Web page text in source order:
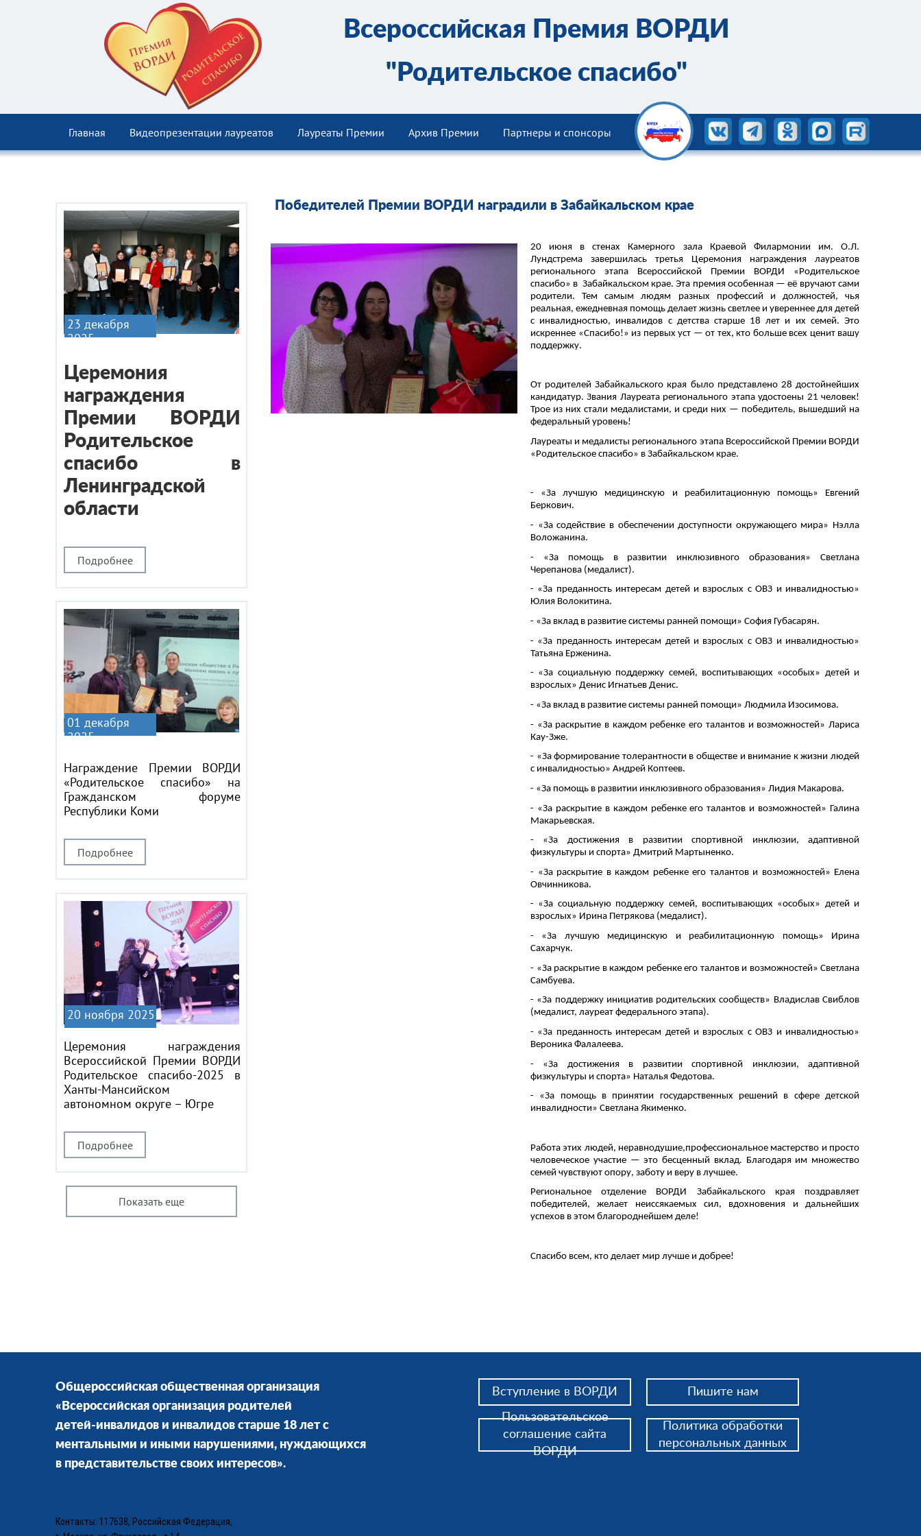
Всероссийская Премия ВОРДИ
"Родительское спасибо"
Главная Видеопрезентации лауреатов Лауреаты Премии Архив Премии Партнеры и спонсоры
Победителей Премии ВОРДИ наградили в Забайкальском крае
20 июня в стенах Камерного зала Краевой Филармонии им. О.Л.
Лундстрема завершилась третья Церемония награждения лауреатов
регионального этапа Всероссийской Премии ВОРДИ «Родительское
спасибо» в Забайкальском крае. Эта премия особенная — её вручают сами
родители. Тем самым людям разных профессий и должностей, чья
реальная, ежедневная помощь делает жизнь светлее и увереннее для детей
с инвалидностью, инвалидов с детства старше 18 лет и их семей. Это
искреннее «Спасибо!» из первых уст — от тех, кто больше всех ценит вашу
поддержку.
От родителей Забайкальского края было представлено 28 достойнейших
кандидатур. Звания Лауреата регионального этапа удостоены 21 человек!
Трое из них стали медалистами, и среди них — победитель, вышедший на
федеральный уровень!
Лауреаты и медалисты регионального этапа Всероссийской Премии ВОРДИ
«Родительское спасибо» в Забайкальском крае.
- «За лучшую медицинскую и реабилитационную помощь» Евгений
Беркович.
- «За содействие в обеспечении доступности окружающего мира» Нэлла
Воложанина.
- «За помощь в развитии инклюзивного образования» Светлана
Черепанова (медалист).
- «За преданность интересам детей и взрослых с ОВЗ и инвалидностью»
Юлия Волокитина.
- «За вклад в развитие системы ранней помощи» София Губасарян.
- «За преданность интересам детей и взрослых с ОВЗ и инвалидностью»
Татьяна Ерженина.
- «За социальную поддержку семей, воспитывающих «особых» детей и
взрослых» Денис Игнатьев Денис.
- «За вклад в развитие системы ранней помощи» Людмила Изосимова.
- «За раскрытие в каждом ребенке его талантов и возможностей» Лариса
Кау-Зже.
- «За формирование толерантности в обществе и внимание к жизни людей
с инвалидностью» Андрей Коптеев.
- «За помощь в развитии инклюзивного образования» Лидия Макарова.
- «За раскрытие в каждом ребенке его талантов и возможностей» Галина
Макарьевская.
- «За достижения в развитии спортивной инклюзии, адаптивной
физкультуры и спорта» Дмитрий Мартыненко.
- «За раскрытие в каждом ребенке его талантов и возможностей» Елена
Овчинникова.
- «За социальную поддержку семей, воспитывающих «особых» детей и
взрослых» Ирина Петрякова (медалист).
- «За лучшую медицинскую и реабилитационную помощь» Ирина
Сахарчук.
- «За раскрытие в каждом ребенке его талантов и возможностей» Светлана
Самбуева.
- «За поддержку инициатив родительских сообществ» Владислав Свиблов
(медалист, лауреат федерального этапа).
- «За преданность интересам детей и взрослых с ОВЗ и инвалидностью»
Вероника Фалалеева.
- «За достижения в развитии спортивной инклюзии, адаптивной
физкультуры и спорта» Наталья Федотова.
- «За помощь в принятии государственных решений в сфере детской
инвалидности» Светлана Якименко.
Работа этих людей, неравнодушие,профессиональное мастерство и просто
человеческое участие — это бесценный вклад. Благодаря им множество
семей чувствуют опору, заботу и веру в лучшее.
Региональное отделение ВОРДИ Забайкальского края поздравляет
победителей, желает неиссякаемых сил, вдохновения и дальнейших
успехов в этом благороднейшем деле!
Спасибо всем, кто делает мир лучше и добрее!
Подробнее
Церемония
награждения
Премии ВОРДИ
Родительское
спасибо в
Ленинградской
области
23 декабря
2025
Подробнее
Награждение Премии ВОРДИ
«Родительское спасибо» на
Гражданском форуме
Республики Коми
01 декабря
2025
Подробнее
Церемония награждения
Всероссийской Премии ВОРДИ
Родительское спасибо-2025 в
Ханты-Мансийском
автономном округе – Югре
20 ноября 2025
Показать еще
Общероссийская общественная организация
«Всероссийская организация родителей
детей-инвалидов и инвалидов старше 18 лет с
ментальными и иными нарушениями, нуждающихся
в представительстве своих интересов».
Контакты: 117638, Российская Федерация,
Вступление в ВОРДИ
Пользовательское
соглашение сайта
ВОРДИ
Политика обработки
персональных данных
Пишите нам